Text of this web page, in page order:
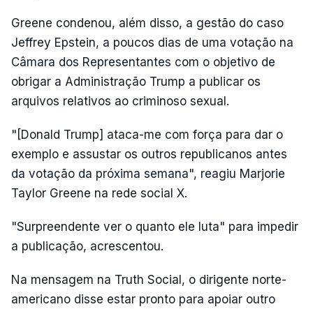
Greene condenou, além disso, a gestão do caso
Jeffrey Epstein, a poucos dias de uma votação na
Câmara dos Representantes com o objetivo de
obrigar a Administração Trump a publicar os
arquivos relativos ao criminoso sexual.
"[Donald Trump] ataca-me com força para dar o
exemplo e assustar os outros republicanos antes
da votação da próxima semana", reagiu Marjorie
Taylor Greene na rede social X.
"Surpreendente ver o quanto ele luta" para impedir
a publicação, acrescentou.
Na mensagem na Truth Social, o dirigente norte-
americano disse estar pronto para apoiar outro